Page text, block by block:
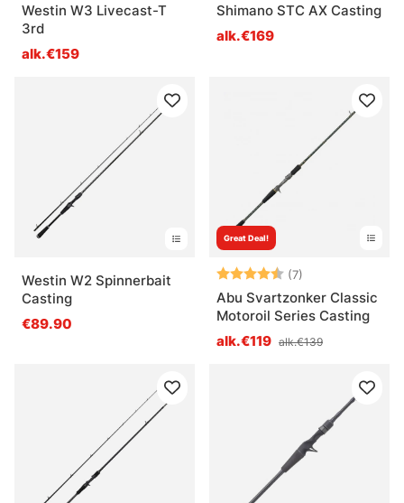
Westin W3 Livecast-T
3rd
alk.€159
Shimano STC AX Casting
alk.€169
Westin W2 Spinnerbait
Casting
€89.90
Great Deal!
Arvio: (7)
Abu Svartzonker Classic
Motoroil Series Casting
alk.€119 alk.€139